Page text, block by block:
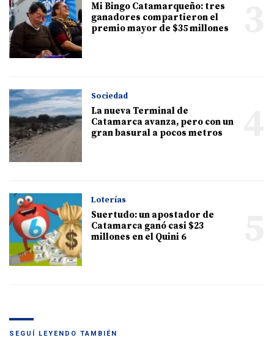
Mi Bingo Catamarqueño: tres
ganadores compartieron el
premio mayor de $35 millones
Sociedad
La nueva Terminal de
Catamarca avanza, pero con un
gran basural a pocos metros
Loterías
Suertudo: un apostador de
Catamarca ganó casi $23
millones en el Quini 6
SEGUÍ LEYENDO TAMBIÉN